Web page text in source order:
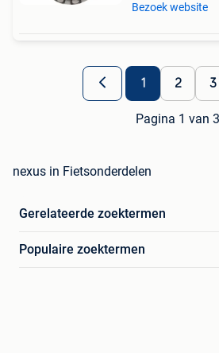
Bezoek website
1 2 3
Pagina 1 van 3
nexus in Fietsonderdelen
Gerelateerde zoektermen
Populaire zoektermen